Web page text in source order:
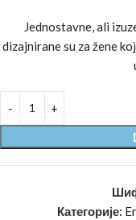
Jednostavne, ali
dizajnirane su za žene
Категорије: